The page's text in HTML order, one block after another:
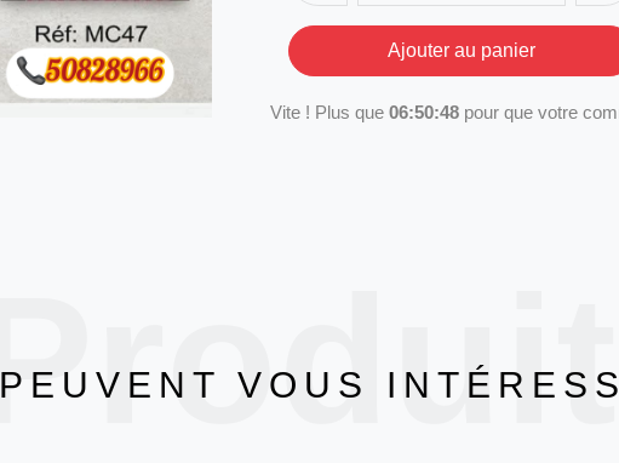
Vite ! Plus que 06:50:48 pour que votre
PEUVENT VOUS